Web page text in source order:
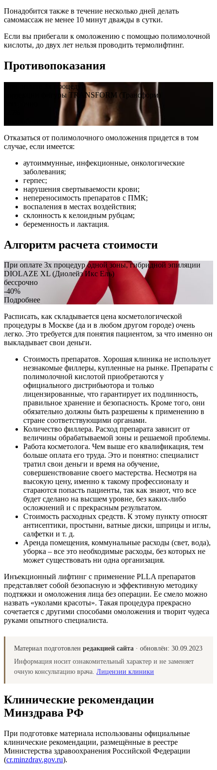
Понадобится также в течение несколько дней делать
самомассаж не менее 10 минут дважды в сутки.
Если вы прибегали к омоложению с помощью полимолочной
кислоты, до двух лет нельзя проводить термолифтинг.
Противопоказания
При оплате 3х процедур
коррекции фигуры TRANSFORM (Трансформ)
Отказаться от полимолочного омоложения придется в том
случае, если имеется:
аутоиммунные, инфекционные, онкологические
заболевания;
герпес;
нарушения свертываемости крови;
непереносимость препаратов с ПМК;
воспаления в местах воздействия;
склонность к келоидным рубцам;
беременность и лактация.
Алгоритм расчета стоимости
При оплате 3х процедур одной зоны, гибридной эпиляции
DIOLAZE XL (Диолейз Икс Ель)
бессрочно
-40%
Подробнее
Расписать, как складывается цена косметологической
процедуры в Москве (да и в любом другом городе) очень
легко. Это требуется для понятия пациентом, за что именно он
выкладывает свои деньги.
Стоимость препаратов. Хорошая клиника не использует
незнакомые филлеры, купленные на рынке. Препараты с
полимолочной кислотой приобретаются у
официального дистрибьютора и только
лицензированные, что гарантирует их подлинность,
правильное хранение и безопасность. Кроме того, они
обязательно должны быть разрешены к применению в
стране соответствующими органами.
Количество филлера. Расход препарата зависит от
величины обрабатываемой зоны и решаемой проблемы.
Работа косметолога. Чем выше его квалификация, тем
больше оплата его труда. Это и понятно: специалист
тратил свои деньги и время на обучение,
совершенствование своего мастерства. Несмотря на
высокую цену, именно к такому профессионалу и
стараются попасть пациенты, так как знают, что все
будет сделано на высшем уровне, без каких-либо
осложнений и с прекрасным результатом.
Стоимость расходных средств. К этому пункту относят
антисептики, простыни, ватные диски, шприцы и иглы,
салфетки и т. д.
Аренда помещения, коммунальные расходы (свет, вода),
уборка – все это необходимые расходы, без которых не
может существовать ни одна организация.
Инъекционный лифтинг с применение PLLA препаратов
представляет собой безопасную и эффективную методику
подтяжки и омоложения лица без операции. Ее смело можно
назвать «уколами красоты». Такая процедура прекрасно
сочетается с другими способами омоложения и творит чудеса
руками опытного специалиста.
Материал подготовлен редакцией сайта · обновлён: 30.09.2023
Информация носит ознакомительный характер и не заменяет
очную консультацию врача. Лицензии клиники
Клинические рекомендации
Минздрава РФ
При подготовке материала использованы официальные
клинические рекомендации, размещённые в реестре
Министерства здравоохранения Российской Федерации
(cr.minzdrav.gov.ru).